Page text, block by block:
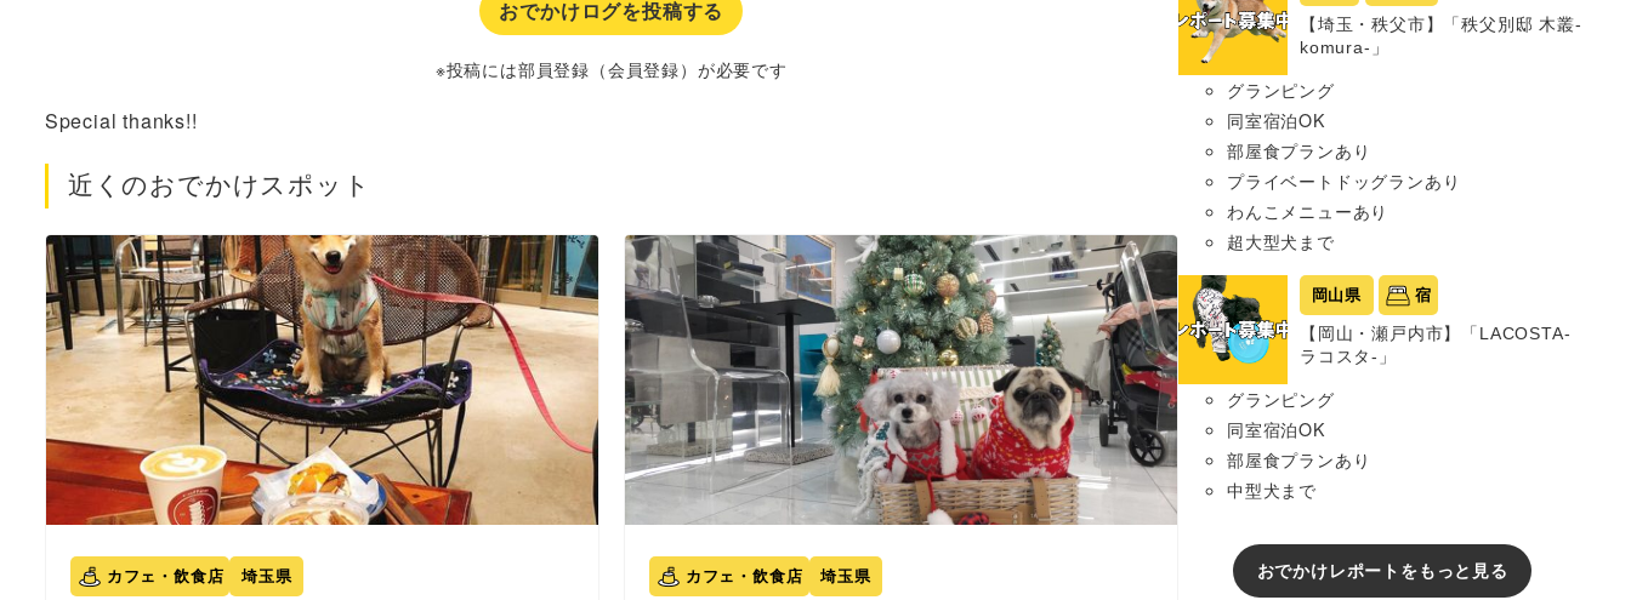
おでかけログを投稿する
※投稿には部員登録（会員登録）が必要です
Special thanks!!
近くのおでかけスポット
カフェ・飲食店 埼玉県 カフェ・飲食店 埼玉県
【埼玉・秩父市】「秩父別邸 木叢-
komura-」
グランピング
同室宿泊OK
部屋食プランあり
プライベートドッグランあり
わんこメニューあり
超大型犬まで
岡山県 宿
【岡山・瀬戸内市】「LACOSTA-
ラコスタ-」
グランピング
同室宿泊OK
部屋食プランあり
中型犬まで
おでかけレポートをもっと見る